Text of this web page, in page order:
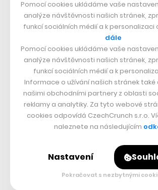
Pomocí cookies ukládáme vaše
analýze návštěvnosti našich stránek,
funkcí sociálních médií a k personalizaci
dále
Pomocí cookies ukládáme vaše
analýze návštěvnosti našich stránek,
funkcí sociálních médií a k
Informace o užívání našich stránek také
našimi obchodními partnery z oblasti
reklamy a analytiky. Za tyto webové
cookies odpovídá CzechCrunch s.r.o.
naleznete na následujícím
Nastavení
Pokračovat s nezbytnými